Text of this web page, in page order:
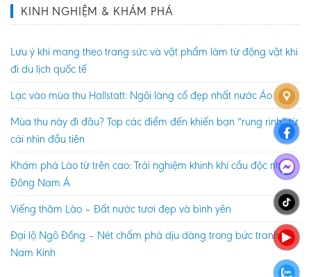
KINH NGHIỆM & KHÁM PHÁ
Lưu ý khi mang theo trang sức và vật phẩm làm từ động vật khi
đi du lịch quốc tế
Lạc vào mùa thu Hallstatt: Ngôi làng cổ đẹp nhất nước Áo
Mùa thu này đi đâu? Top các điểm đến khiến bạn “rung rinh” từ
cái nhìn đầu tiên
Khám phá Lào từ trên cao: Trải nghiệm khinh khí cầu độc nhất
Đông Nam Á
Viếng thăm Lào – Đất nước tươi đẹp và bình yên
Đại lộ Ngô Đồng – Nét chấm phá dịu dàng trong bức tranh
Nam Kinh